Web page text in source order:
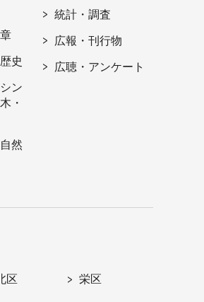
史
ン
・
然
統計・調査
広報・刊行物
広聴・アンケート
区 栄区